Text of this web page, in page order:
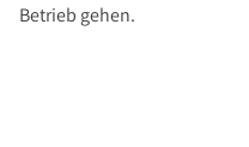
Betrieb gehen.